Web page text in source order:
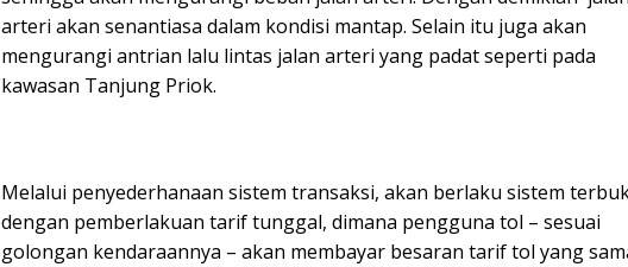
arteri akan senantiasa dalam kondisi mantap. Selain itu juga akan
mengurangi antrian lalu lintas jalan arteri yang padat seperti pada
kawasan Tanjung Priok.
Melalui penyederhanaan sistem transaksi, akan berlaku sistem
dengan pemberlakuan tarif tunggal, dimana pengguna tol – sesuai
golongan kendaraannya – akan membayar besaran tarif tol yang